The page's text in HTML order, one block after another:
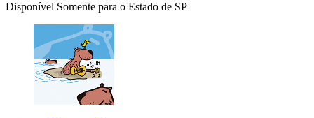
Disponível Somente para o Estado de SP